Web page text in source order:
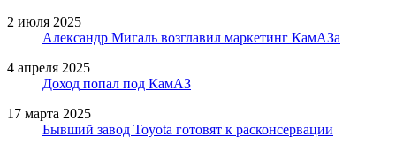
2 июля 2025
Александр Мигаль возглавил маркетинг КамАЗа
4 апреля 2025
Доход попал под КамАЗ
17 марта 2025
Бывший завод Toyota готовят к расконсервации